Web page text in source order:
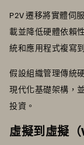
P2V 遷移將實體伺
載並降低硬體依賴
統和應用程式複寫
假設組織管理傳統
現代化基礎架構，
投資。
虛擬到虛擬